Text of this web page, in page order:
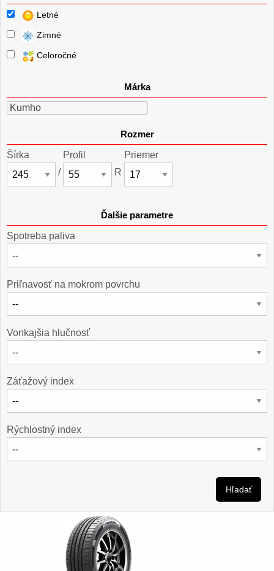
Letné
Zimné
Celoročné
Márka
Kumho
Rozmer
Šírka
/
Profil
R
Priemer
Ďalšie parametre
Spotreba paliva
Priľnavosť na mokrom povrchu
Vonkajšia hlučnosť
Záťažový index
Rýchlostný index
Hľadať